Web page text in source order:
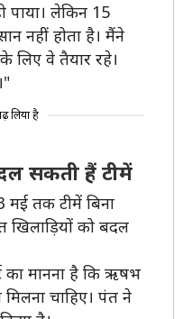
पाया। लेकिन 15
नहीं होता है। मैंने
लिए वे तैयार रहे।
लिया है
सकती हैं टीमें
मई तक टीमें बिना
खिलाड़ियों को बदल
का मानना है कि ऋषभ
चाहिए। पंत ने